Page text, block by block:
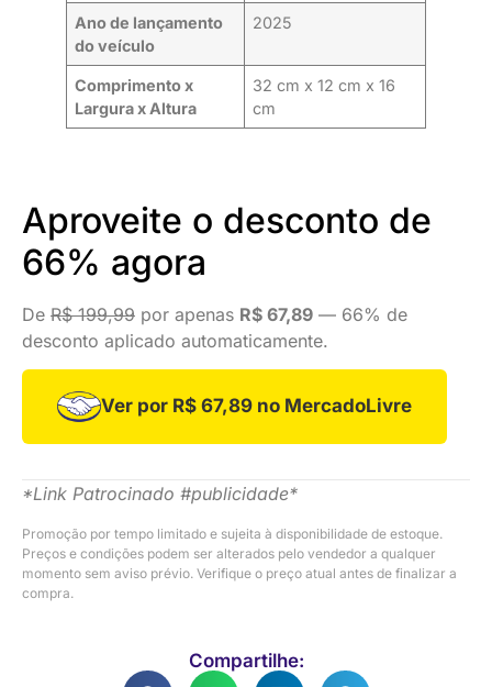
Ano de lançamento
do veículo
2025
Comprimento x
Largura x Altura
32 cm x 12 cm x 16
cm
Aproveite o desconto de
66% agora
De R$ 199,99 por apenas R$ 67,89 — 66% de
desconto aplicado automaticamente.
Ver por R$ 67,89 no MercadoLivre
*Link Patrocinado #publicidade*
Promoção por tempo limitado e sujeita à disponibilidade de estoque.
Preços e condições podem ser alterados pelo vendedor a qualquer
momento sem aviso prévio. Verifique o preço atual antes de finalizar a
compra.
Compartilhe: